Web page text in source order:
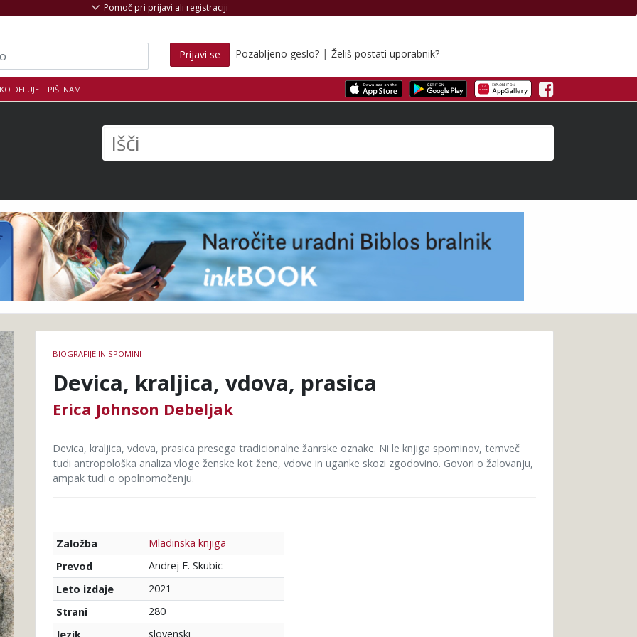
DELUJE PIŠI NAM Facebook
Pomoč pri prijavi ali registraciji
Prijavi se Pozabljeno geslo? | Želiš postati uporabnik?
knjige
BIOGRAFIJE IN SPOMINI
Devica, kraljica, vdova, prasica
Erica Johnson Debeljak
Devica, kraljica, vdova, prasica presega tradicionalne žanrske oznake. Ni le knjiga spominov, temveč
tudi antropološka analiza vloge ženske kot žene, vdove in uganke skozi zgodovino. Govori o žalovanju,
ampak tudi o opolnomočenju.
Založba
Mladinska knjiga
Prevod
Andrej E. Skubic
Leto izdaje
2021
Strani
280
Jezik
slovenski